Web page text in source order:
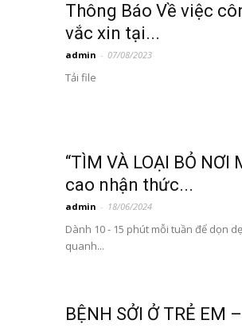
Thông Báo Về việc
vắc xin tại...
admin - 07/08/2023
Tải file
“TÌM VÀ LOẠI BỎ NƠI
cao nhận thức...
admin - 18/06/2024
Dành 10 - 15 phút mỗi tuần để dọn
quanh...
BỆNH SỞI Ở TRẺ EM